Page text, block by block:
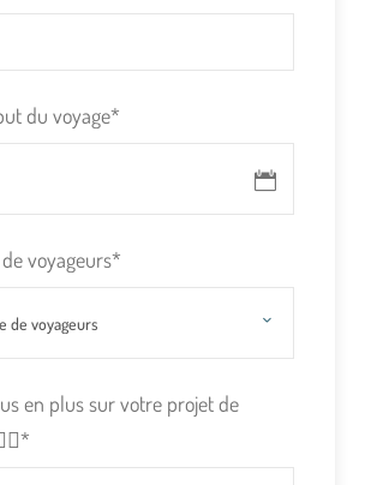
du voyage*
voyageurs*
en plus sur votre projet de
*